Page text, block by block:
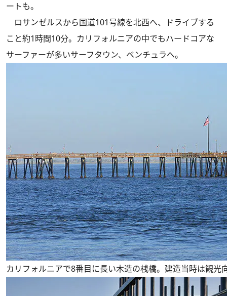
ートも。
ロサンゼルスから国道101号線を北西へ、ドライブする
こと約1時間10分。カリフォルニアの中でもハードコアな
サーファーが多いサーフタウン、ベンチュラへ。
カリフォルニアで8番目に長い木造の桟橋。建造当時は観光